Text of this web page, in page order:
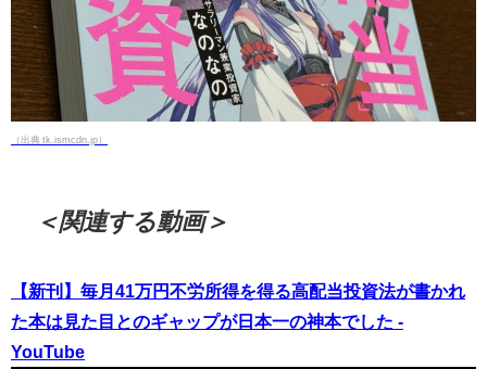
（出典 tk.ismcdn.jp）
＜関連する動画＞
【新刊】毎月41万円不労所得を得る高配当投資法が書かれ
た本は見た目とのギャップが日本一の神本でした -
YouTube